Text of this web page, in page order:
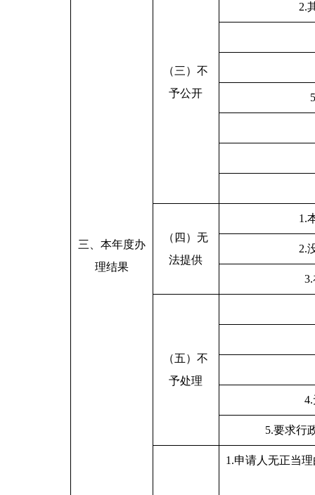
三、本年度办
理结果
（三）不
予公开
2.
（四）无
法提供
1.
2.
（五）不
予处理
5.要求行
1.申请人无正当